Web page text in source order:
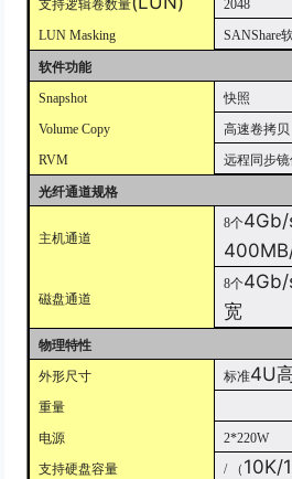
支持逻辑卷数量
2048
LUN Masking
SANShare
软件功能
Snapshot
快照
Volume Copy
高速卷拷贝
RVM
远程同步镜
光纤通道规格
主机通道
8个4Gb/
磁盘通道
8个4Gb/
宽
物理特性
外形尺寸
标准4U
重量
电源
2*220W
支持硬盘容量
/ （ 10K/